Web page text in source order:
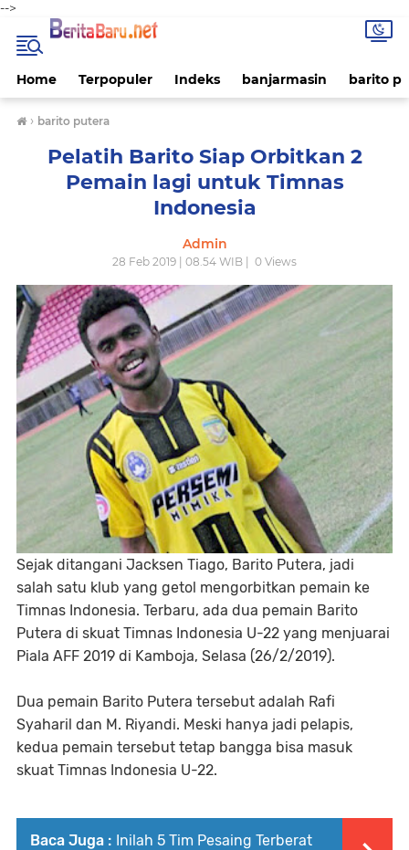
-->
Home Terpopuler Indeks banjarmasin barito
› barito putera
Pelatih Barito Siap Orbitkan 2
Pemain lagi untuk Timnas
Indonesia
Admin
28 Feb 2019 | 08.54 WIB | 0 Views
Sejak ditangani Jacksen Tiago, Barito Putera, jadi
salah satu klub yang getol mengorbitkan pemain ke
Timnas Indonesia. Terbaru, ada dua pemain Barito
Putera di skuat Timnas Indonesia U-22 yang menjuarai
Piala AFF 2019 di Kamboja, Selasa (26/2/2019).
Dua pemain Barito Putera tersebut adalah Rafi
Syaharil dan M. Riyandi. Meski hanya jadi pelapis,
kedua pemain tersebut tetap bangga bisa masuk
skuat Timnas Indonesia U-22.
Baca Juga : Inilah 5 Tim Pesaing Terberat